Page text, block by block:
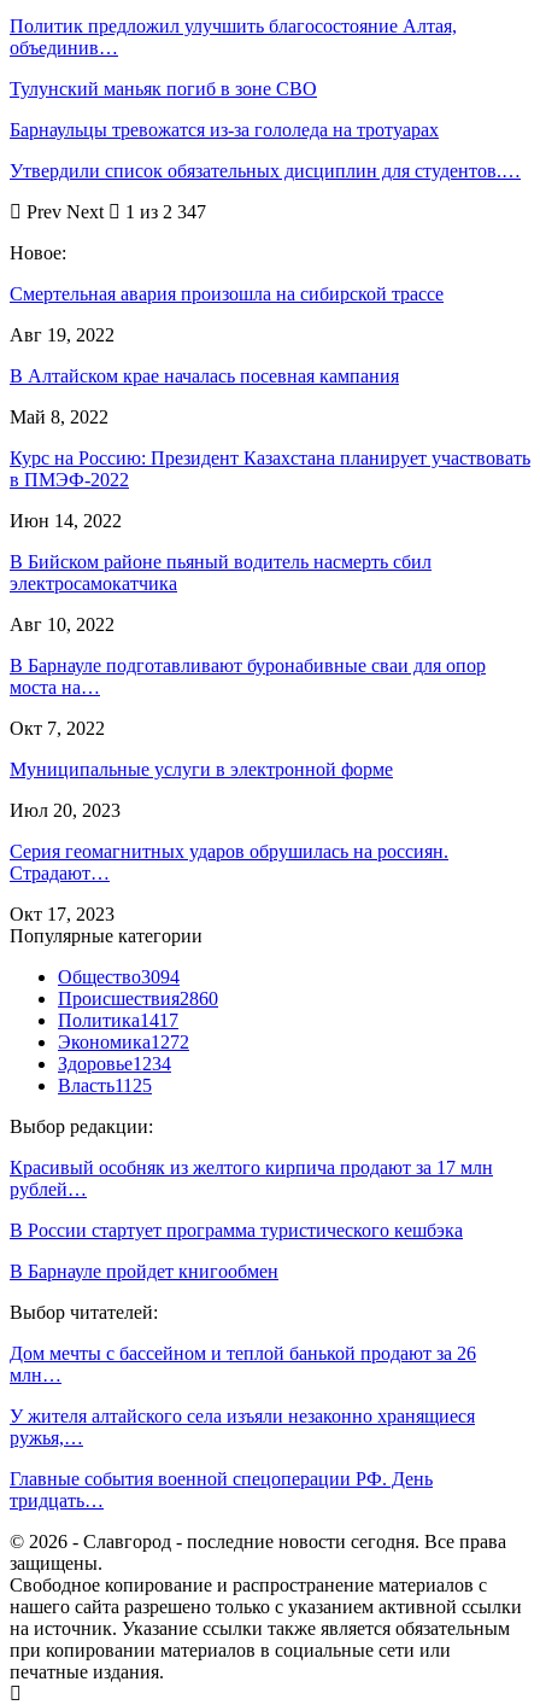
Политик предложил улучшить благосостояние Алтая,
объединив…
Тулунский маньяк погиб в зоне СВО
Барнаульцы тревожатся из-за гололеда на тротуарах
Утвердили список обязательных дисциплин для студентов.…
Prev Next
1 из 2 347
Новое:
Смертельная авария произошла на сибирской трассе
Авг 19, 2022
В Алтайском крае началась посевная кампания
Май 8, 2022
Курс на Россию: Президент Казахстана планирует участвовать
в ПМЭФ-2022
Июн 14, 2022
В Бийском районе пьяный водитель насмерть сбил
электросамокатчика
Авг 10, 2022
В Барнауле подготавливают буронабивные сваи для опор
моста на…
Окт 7, 2022
Муниципальные услуги в электронной форме
Июл 20, 2023
Серия геомагнитных ударов обрушилась на россиян.
Страдают…
Окт 17, 2023
Популярные категории
Общество3094
Происшествия2860
Политика1417
Экономика1272
Здоровье1234
Власть1125
Выбор редакции:
Красивый особняк из желтого кирпича продают за 17 млн
рублей…
В России стартует программа туристического кешбэка
В Барнауле пройдет книгообмен
Выбор читателей:
Дом мечты с бассейном и теплой банькой продают за 26
млн…
У жителя алтайского села изъяли незаконно хранящиеся
ружья,…
Главные события военной спецоперации РФ. День
тридцать…
© 2026 - Славгород - последние новости сегодня. Все права
защищены.
Свободное копирование и распространение материалов с
нашего сайта разрешено только с указанием активной ссылки
на источник. Указание ссылки также является обязательным
при копировании материалов в социальные сети или
печатные издания.